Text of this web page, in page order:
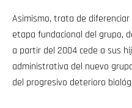
Asimismo, trata de
etapa fundacional del grupo,
a partir del 2004 cede a sus
administrativa del nuevo
del progresivo deterioro